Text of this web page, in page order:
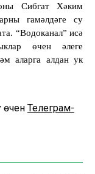
Сибгат Хәким
гамәлдәге су
“Водоканал” исә
өчен әлеге
аларга алдан ук
өчен Телеграм-